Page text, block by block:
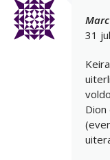
Marc
31